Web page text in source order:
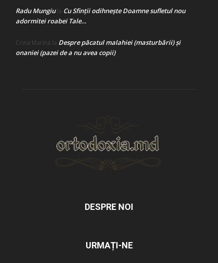
Radu Mungiula Cu Sfinții odihnește Doamne sufletul nou
adormitei roabei Tale…
Crina Marina la Despre păcatul malahiei (masturbării) şi
onaniei (pazei de a nu avea copii)
DESPRE NOI
URMAȚI-NE